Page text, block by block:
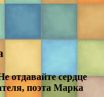
отдавайте сердце
поэта Марка